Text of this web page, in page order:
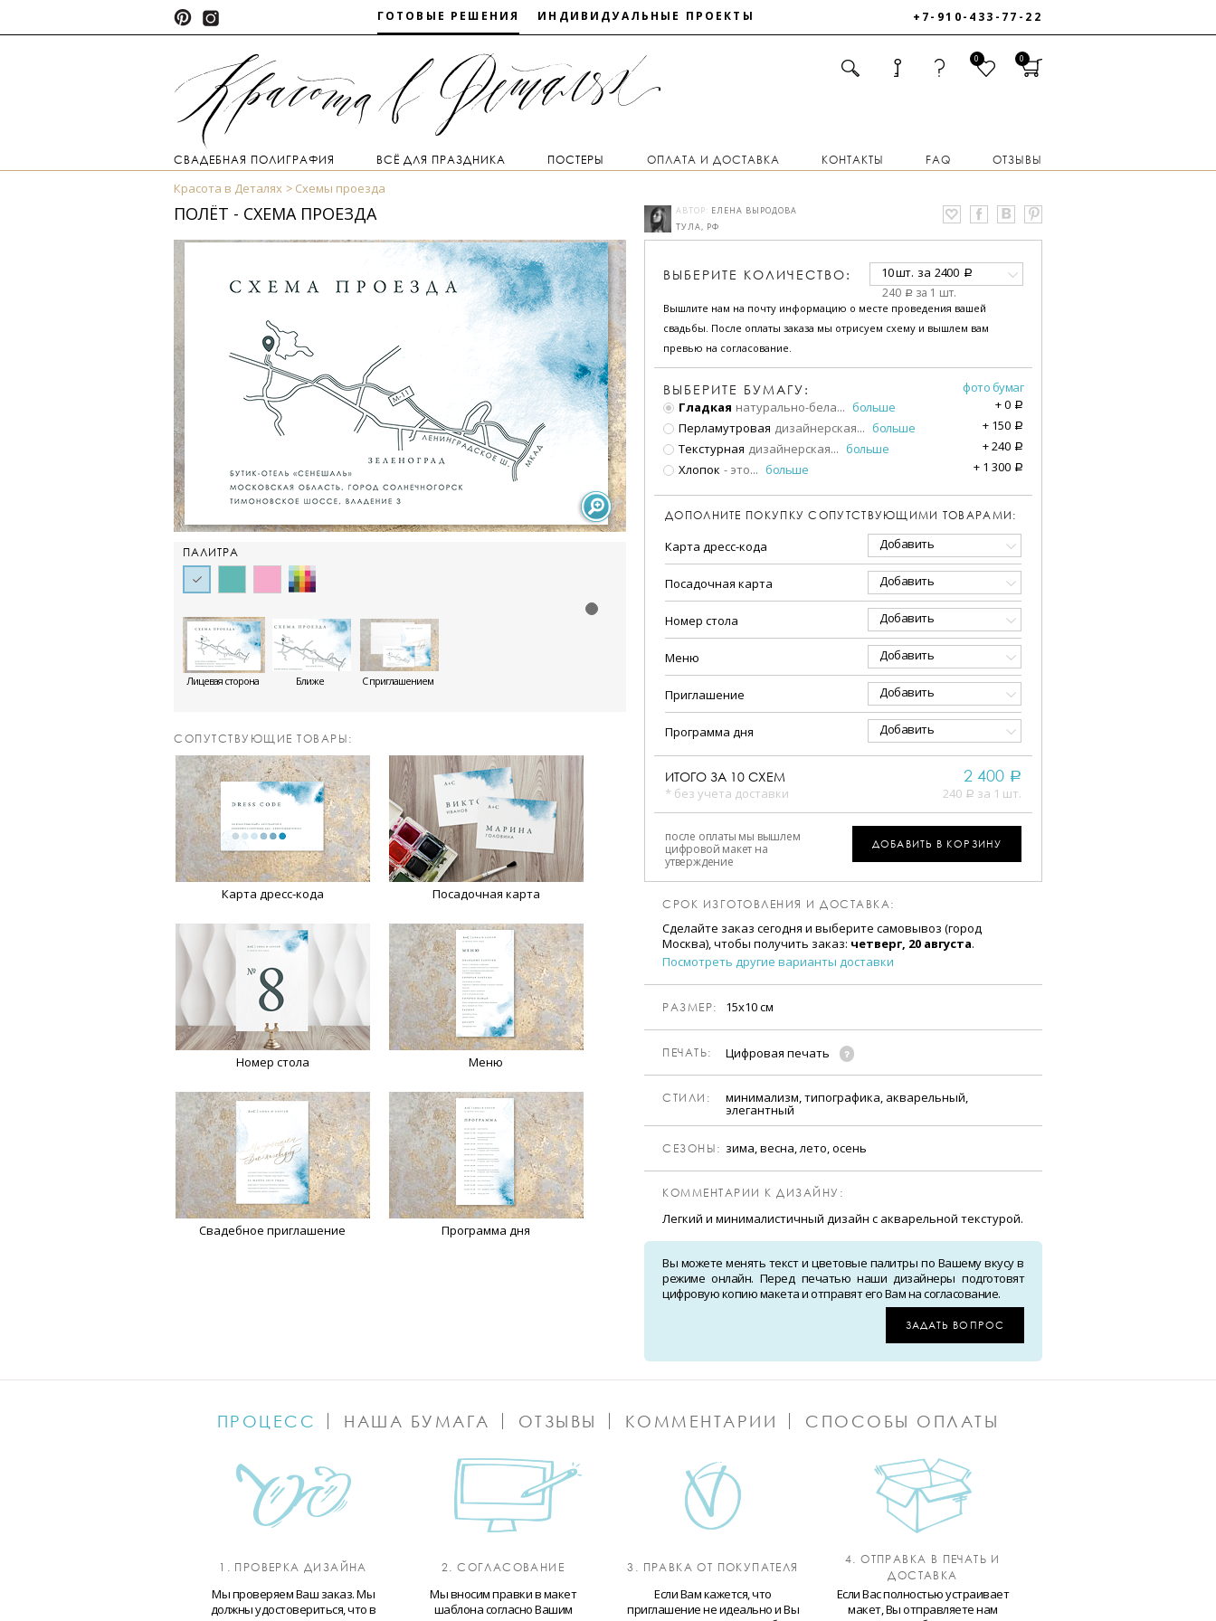
ГОТОВЫЕ РЕШЕНИЯ ИНДИВИДУАЛЬНЫЕ ПРОЕКТЫ +7-910-433-77-22
0 0
СВАДЕБНАЯ ПОЛИГРАФИЯ ВСЁ ДЛЯ ПРАЗДНИКА ПОСТЕРЫ ОПЛАТА И ДОСТАВКА КОНТАКТЫ FAQ ОТЗЫВЫ
Красота в Деталях Схемы проезда
ПОЛЁТ - СХЕМА ПРОЕЗДА
ПАЛИТРА
Лицевая сторона Ближе С приглашением
CОПУТСТВУЮЩИЕ ТОВАРЫ:
Карта дресс-кода Посадочная карта
Номер стола Меню
Свадебное приглашение Программа дня
АВТОР: ЕЛЕНА ВЫРОДОВА
ТУЛА, РФ
ВЫБЕРИТЕ КОЛИЧЕСТВО: 10 шт. за 2400 a
240 a за 1 шт.
Вышлите нам на почту информацию о месте проведения вашей
свадьбы. После оплаты заказа мы отрисуем схему и вышлем вам
превью на согласование.
ВЫБЕРИТЕ БУМАГУ:
фото бумаг
Гладкая натурально-бела... больше +0 a
Перламутровая дизайнерская... больше + 150 a
Текстурная дизайнерская... больше +240 a
Хлопок - это... больше + 1 300 a
ДОПОЛНИТЕ ПОКУПКУ СОПУТСТВУЮЩИМИ ТОВАРАМИ:
Карта дресс-кода Добавить
Посадочная карта Добавить
Номер стола Добавить
Меню Добавить
Приглашение Добавить
Программа дня Добавить
ИТОГО ЗА 10 СХЕМ
* без учета доставки
2 400 a
240 a за 1 шт.
после оплаты мы вышлем
цифровой макет на
утверждение
ДОБАВИТЬ В КОРЗИНУ
СРОК ИЗГОТОВЛЕНИЯ И ДОСТАВКА:
Сделайте заказ сегодня и выберите самовывоз (город
Москва), чтобы получить заказ: четверг, 20 августа.
Посмотреть другие варианты доставки
РАЗМЕР: 15х10 см
ПЕЧАТЬ: Цифровая печать
CТИЛИ: минимализм, типографика, акварельный,
элегантный
CЕЗОНЫ: зима, весна, лето, осень
КОММЕНТАРИИ К ДИЗАЙНУ:
Легкий и минималистичный дизайн с акварельной текстурой.
Вы можете менять текст и цветовые палитры по Вашему вкусу в
режиме онлайн. Перед печатью наши дизайнеры подготовят
цифровую копию макета и отправят его Вам на согласование.
ЗАДАТЬ ВОПРОС
ПРОЦЕСС НАША БУМАГА ОТЗЫВЫ КОММЕНТАРИИ СПОСОБЫ ОПЛАТЫ
1. ПРОВЕРКА ДИЗАЙНА
Мы проверяем Ваш заказ. Мы
должны удостовериться, что в
2. СОГЛАСОВАНИЕ
Мы вносим правки в макет
шаблона согласно Вашим
3. ПРАВКА ОТ ПОКУПАТЕЛЯ
Если Вам кажется, что
приглашение не идеально и Вы
4. ОТПРАВКА В ПЕЧАТЬ И
ДОСТАВКА
Если Вас полностью устраивает
макет, Вы отправляете нам